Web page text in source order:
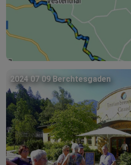
2024 07 09 Berchtesgaden